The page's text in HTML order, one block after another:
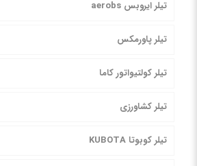
تیلر ایروبس aerobs
تیلر پاورمکس
تیلر کولتیواتور کاما
تیلر کشاورزی
تیلر کوبوتا KUBOTA